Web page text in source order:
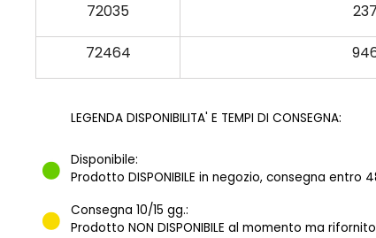
72035
72464
LEGENDA DISPONIBILITA' E TEMPI DI CONSEGNA:
Disponibile:
Prodotto DISPONIBILE in negozio, consegna entro
Consegna 10/15 gg.:
Prodotto NON DISPONIBILE al momento ma